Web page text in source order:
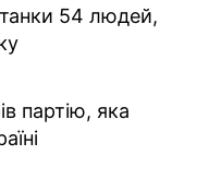
54 людей,
партію, яка